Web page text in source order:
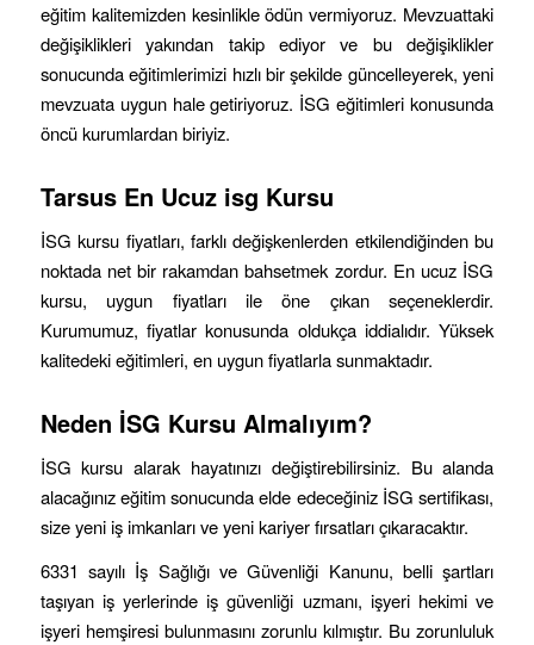
eğitim kalitemizden kesinlikle ödün vermiyoruz. Mevzuattaki
değişiklikleri yakından takip ediyor ve bu değişiklikler
sonucunda eğitimlerimizi hızlı bir şekilde güncelleyerek, yeni
mevzuata uygun hale getiriyoruz. İSG eğitimleri konusunda
öncü kurumlardan biriyiz.
Tarsus En Ucuz isg Kursu
İSG kursu fiyatları, farklı değişkenlerden etkilendiğinden bu
noktada net bir rakamdan bahsetmek zordur. En ucuz İSG
kursu, uygun fiyatları ile öne çıkan seçeneklerdir.
Kurumumuz, fiyatlar konusunda oldukça iddialıdır. Yüksek
kalitedeki eğitimleri, en uygun fiyatlarla sunmaktadır.
Neden İSG Kursu Almalıyım?
İSG kursu alarak hayatınızı değiştirebilirsiniz. Bu alanda
alacağınız eğitim sonucunda elde edeceğiniz İSG sertifikası,
size yeni iş imkanları ve yeni kariyer fırsatları çıkaracaktır.
6331 sayılı İş Sağlığı ve Güvenliği Kanunu, belli şartları
taşıyan iş yerlerinde iş güvenliği uzmanı, işyeri hekimi ve
işyeri hemşiresi bulunmasını zorunlu kılmıştır. Bu zorunluluk